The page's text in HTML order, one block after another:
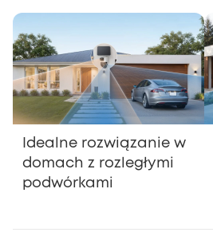
Idealne rozwiązanie w
domach z rozległymi
podwórkami